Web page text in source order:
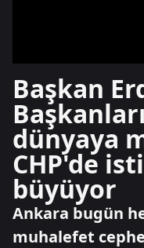
Başkan
dünyaya
CHP'de
büyüyor
Ankara bugün
muhalefet